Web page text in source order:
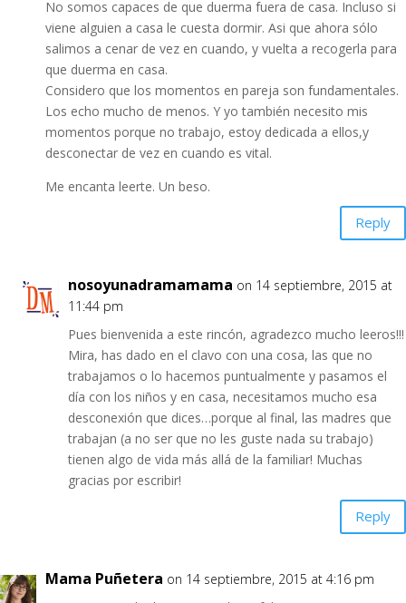
No somos capaces de que duerma fuera de casa. Incluso si
viene alguien a casa le cuesta dormir. Asi que ahora sólo
salimos a cenar de vez en cuando, y vuelta a recogerla para
que duerma en casa.
Considero que los momentos en pareja son fundamentales.
Los echo mucho de menos. Y yo también necesito mis
momentos porque no trabajo, estoy dedicada a ellos,y
desconectar de vez en cuando es vital.
Me encanta leerte. Un beso.
Reply
nosoyunadramamama on 14 septiembre, 2015 at
11:44 pm
Pues bienvenida a este rincón, agradezco mucho leeros!!!
Mira, has dado en el clavo con una cosa, las que no
trabajamos o lo hacemos puntualmente y pasamos el
día con los niños y en casa, necesitamos mucho esa
desconexión que dices…porque al final, las madres que
trabajan (a no ser que no les guste nada su trabajo)
tienen algo de vida más allá de la familiar! Muchas
gracias por escribir!
Reply
Mama Puñetera on 14 septiembre, 2015 at 4:16 pm